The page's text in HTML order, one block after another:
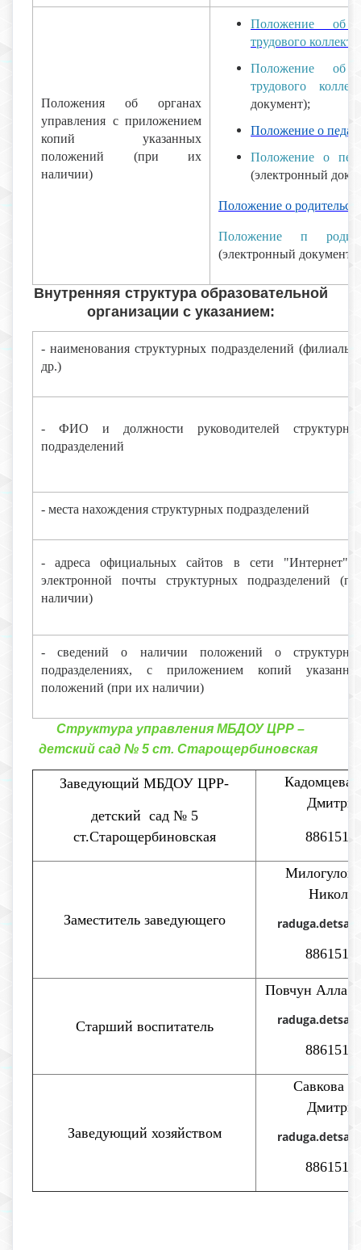
Положения об органах
управления с приложением
копий указанных
положений (при их
наличии)
Положение об
трудового
Положение об
трудового
документ);
Положение о
Положение о
(электронный
Положение о
Положение п
(электронный документ).
Внутренняя структура образовательной
организации с указанием:
- наименования структурных подразделений (филиалы
др.)
- ФИО и должности руководителей
подразделений
- места нахождения структурных подразделений
- адреса официальных сайтов в сети "Интернет"
электронной почты структурных подразделений
наличии)
- сведений о наличии положений о
подразделениях, с приложением копий
положений (при их наличии)
Структура управления МБДОУ ЦРР –
детский сад № 5 ст. Старощербиновская
Заведующий МБДОУ ЦРР-
детский сад № 5
ст.Старощербиновская
Кадомцева
Заместитель заведующего
Старший воспитатель
Повчун Алла
Заведующий хозяйством
Савкова